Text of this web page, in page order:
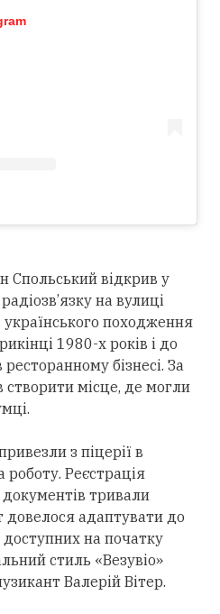
Спольський відкрив у
на вулиці
походження
1980-х років і до
бізнесі. За
створити місце, де могли
з піцерії в
роботу. Реєстрація
тривали
довелося адаптувати до
на початку
стиль «Везувіо»
Валерій Вітер.